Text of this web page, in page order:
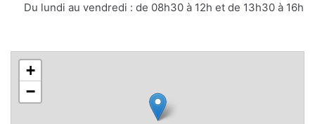
Du lundi au vendredi : de 08h30 à 12h et de 13h30 à 16h
+
−